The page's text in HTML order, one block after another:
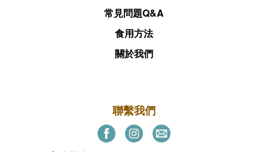
常見問題Q&A
食用方法
關於我們
聯繫我們